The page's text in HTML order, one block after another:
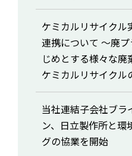
ケミカルリサイクル
連携について ～廃
じめとする様々な廃
ケミカルリサイクル
当社連結子会社ブラ
ン、日立製作所と環
グの協業を開始